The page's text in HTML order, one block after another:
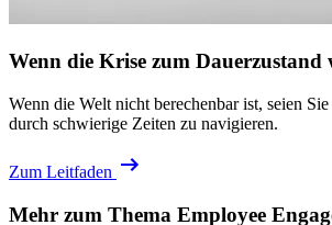
Wenn die Krise zum Dauerzustand
Wenn die Welt nicht berechenbar ist, seien
durch schwierige Zeiten zu navigieren.
Zum Leitfaden
Mehr zum Thema Employee